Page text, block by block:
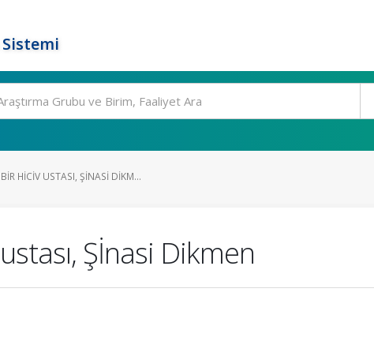
HICIV USTASI, ŞİNASI DIKM...
Şİnasi Dikmen